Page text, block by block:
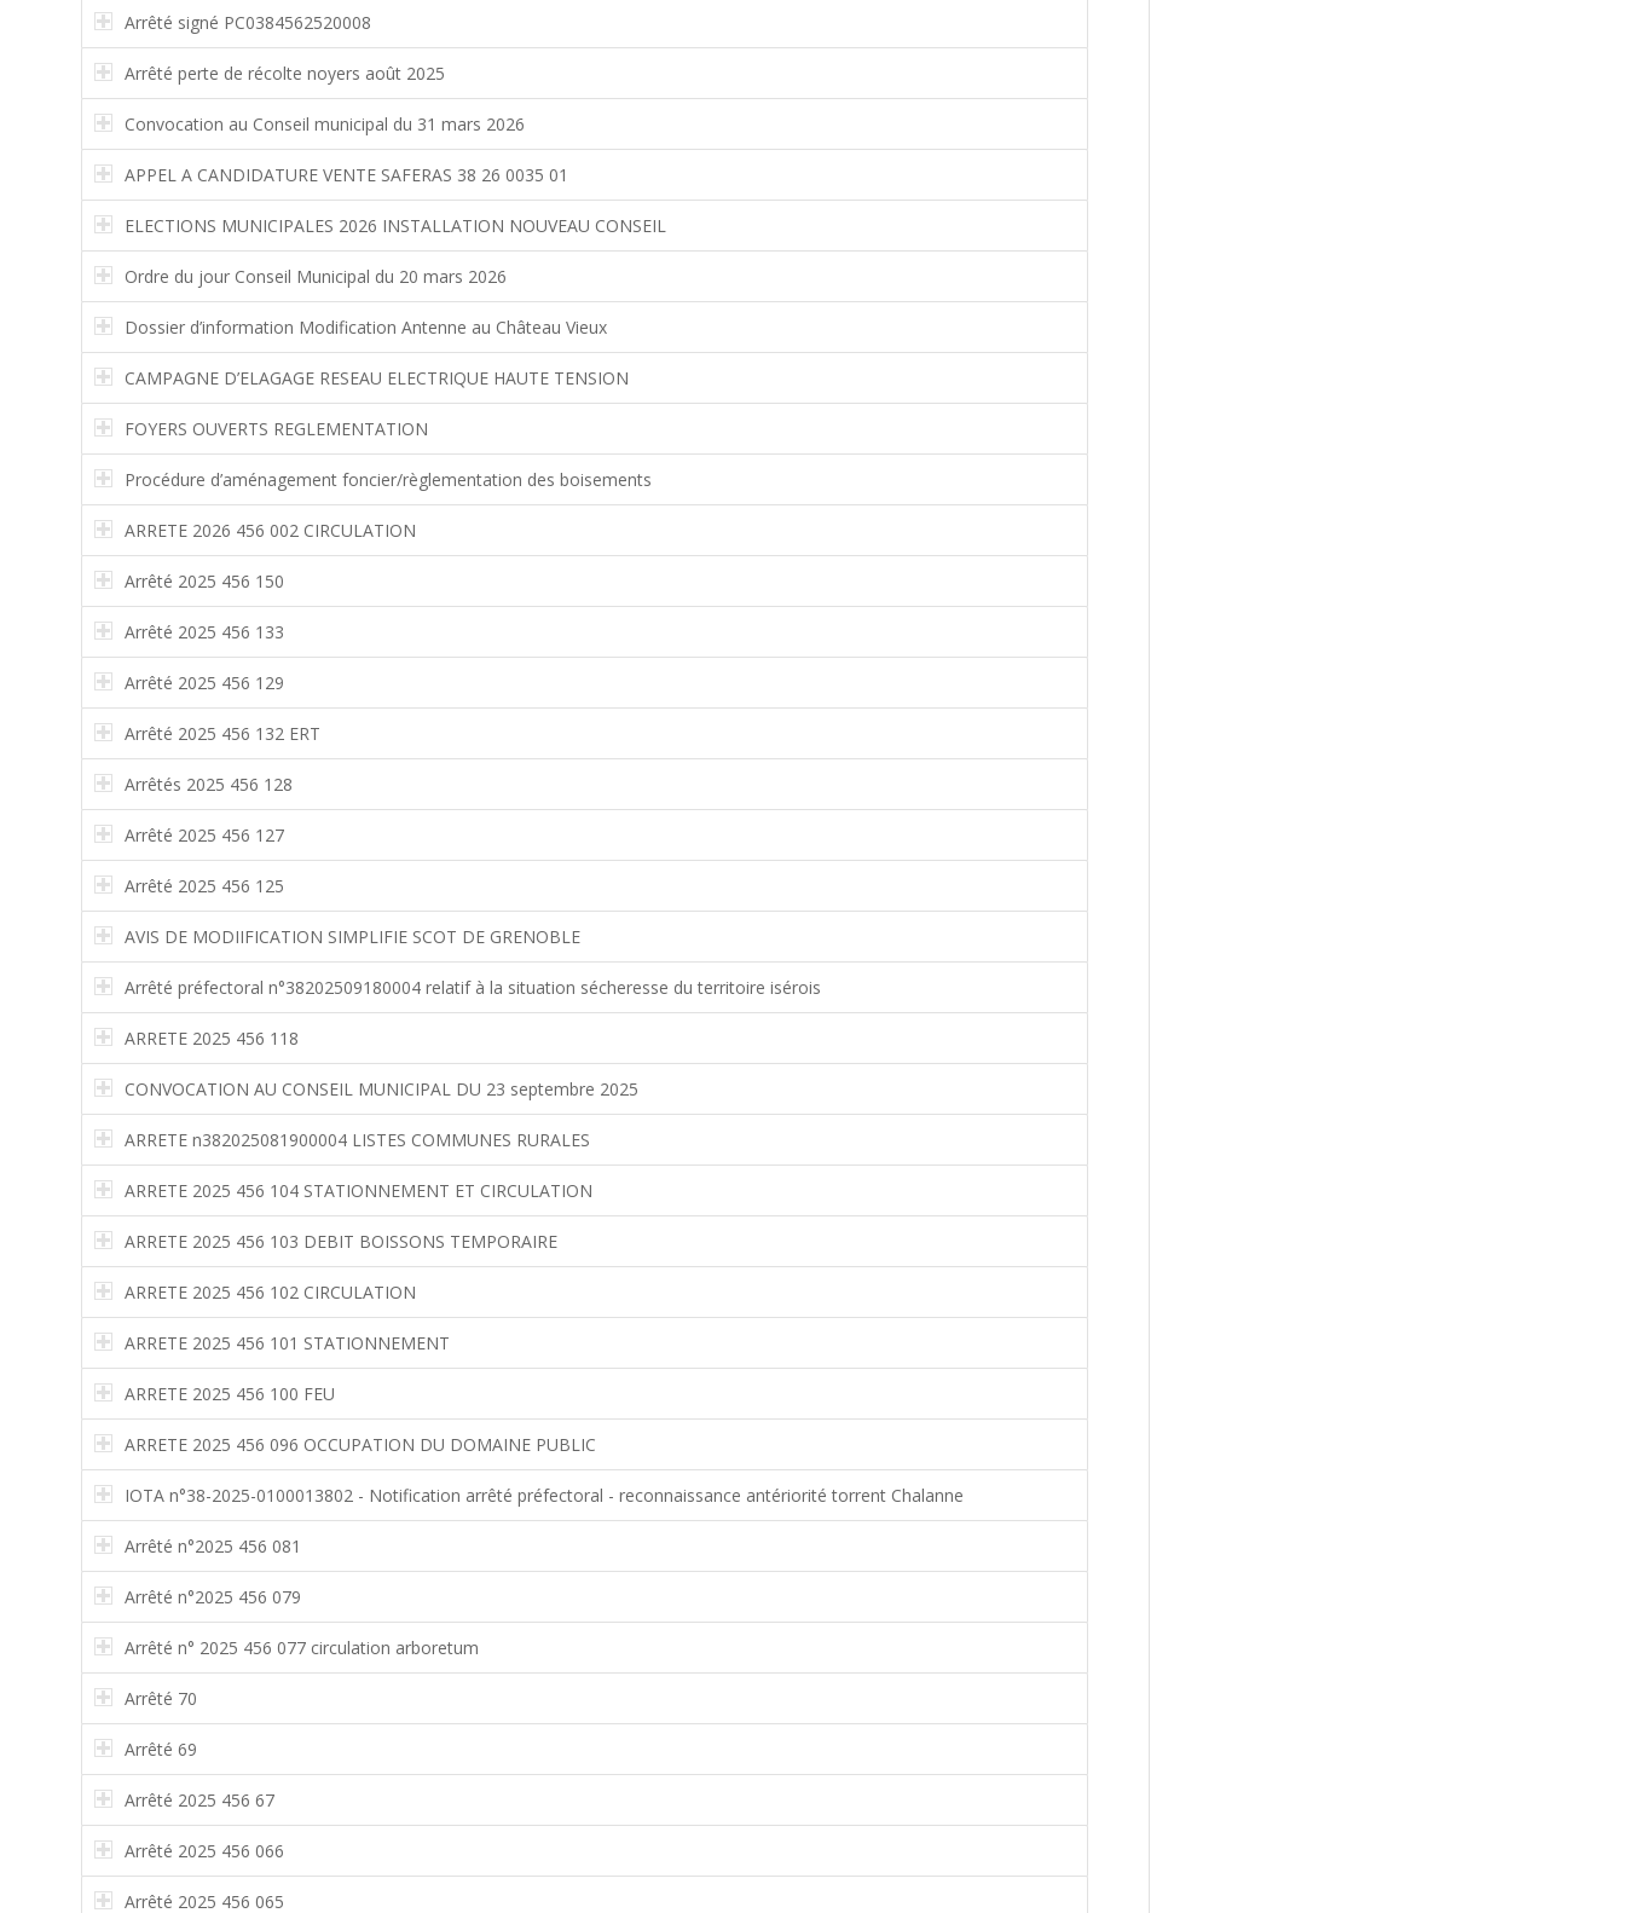
Arrêté signé PC0384562520008
Arrêté perte de récolte noyers août 2025
Convocation au Conseil municipal du 31 mars 2026
APPEL A CANDIDATURE VENTE SAFERAS 38 26 0035 01
ELECTIONS MUNICIPALES 2026 INSTALLATION NOUVEAU CONSEIL
Ordre du jour Conseil Municipal du 20 mars 2026
Dossier d’information Modification Antenne au Château Vieux
CAMPAGNE D’ELAGAGE RESEAU ELECTRIQUE HAUTE TENSION
FOYERS OUVERTS REGLEMENTATION
Procédure d’aménagement foncier/règlementation des boisements
ARRETE 2026 456 002 CIRCULATION
Arrêté 2025 456 150
Arrêté 2025 456 133
Arrêté 2025 456 129
Arrêté 2025 456 132 ERT
Arrêtés 2025 456 128
Arrêté 2025 456 127
Arrêté 2025 456 125
AVIS DE MODIIFICATION SIMPLIFIE SCOT DE GRENOBLE
Arrêté préfectoral n°38202509180004 relatif à la situation sécheresse du territoire isérois
ARRETE 2025 456 118
CONVOCATION AU CONSEIL MUNICIPAL DU 23 septembre 2025
ARRETE n382025081900004 LISTES COMMUNES RURALES
ARRETE 2025 456 104 STATIONNEMENT ET CIRCULATION
ARRETE 2025 456 103 DEBIT BOISSONS TEMPORAIRE
ARRETE 2025 456 102 CIRCULATION
ARRETE 2025 456 101 STATIONNEMENT
ARRETE 2025 456 100 FEU
ARRETE 2025 456 096 OCCUPATION DU DOMAINE PUBLIC
IOTA n°38-2025-0100013802 - Notification arrêté préfectoral - reconnaissance antériorité torrent Chalanne
Arrêté n°2025 456 081
Arrêté n°2025 456 079
Arrêté n° 2025 456 077 circulation arboretum
Arrêté 70
Arrêté 69
Arrêté 2025 456 67
Arrêté 2025 456 066
Arrêté 2025 456 065